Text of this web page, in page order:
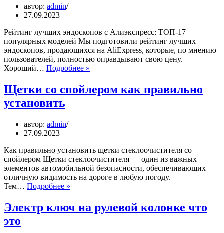
автор: admin
27.09.2023
Рейтинг лучших эндоскопов с Алиэкспресс: ТОП-17
популярных моделей Мы подготовили рейтинг лучших
эндоскопов, продающихся на AliExpress, которые, по мнению
пользователей, полностью оправдывают свою цену.
Хороший… Подробнее »
какой
Щетки со спойлером как правильно
установить
автор: admin
27.09.2023
Как правильно установить щетки стеклоочистителя со
спойлером Щетки стеклоочистителя — один из важных
элементов автомобильной безопасности, обеспечивающих
отличную видимость на дороге в любую погоду.
Тем… Подробнее »
как
Электр ключ на рулевой колонке что
это